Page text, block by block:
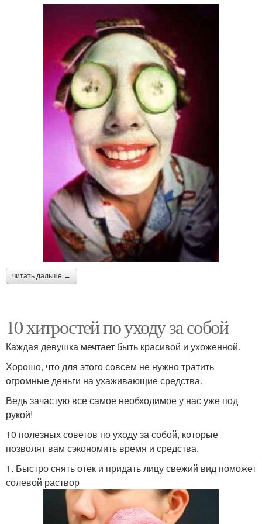
читать дальше →
10 хитростей по уходу за собой
Каждая девушка мечтает быть красивой и ухоженной.
Хорошо, что для этого совсем не нужно тратить
огромные деньги на ухаживающие средства.
Ведь зачастую все самое необходимое у нас уже под
рукой!
10 полезных советов по уходу за собой, которые
позволят вам сэкономить время и средства.
1. Быстро снять отек и придать лицу свежий вид поможет
солевой раствор